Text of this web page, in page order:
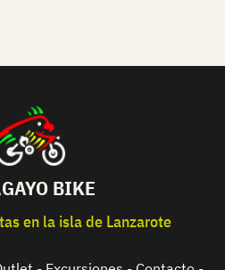
BIKE
en la isla de Lanzarote